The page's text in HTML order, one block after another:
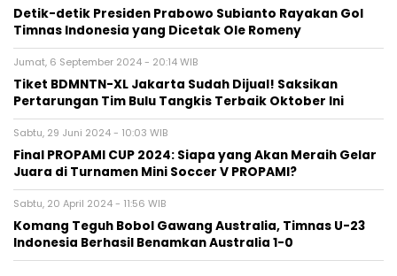
Detik-detik Presiden Prabowo Subianto Rayakan Gol
Timnas Indonesia yang Dicetak Ole Romeny
Jumat, 6 September 2024 - 20:14 WIB
Tiket BDMNTN-XL Jakarta Sudah Dijual! Saksikan
Pertarungan Tim Bulu Tangkis Terbaik Oktober Ini
Sabtu, 29 Juni 2024 - 10:03 WIB
Final PROPAMI CUP 2024: Siapa yang Akan Meraih Gelar
Juara di Turnamen Mini Soccer V PROPAMI?
Sabtu, 20 April 2024 - 11:56 WIB
Komang Teguh Bobol Gawang Australia, Timnas U-23
Indonesia Berhasil Benamkan Australia 1-0